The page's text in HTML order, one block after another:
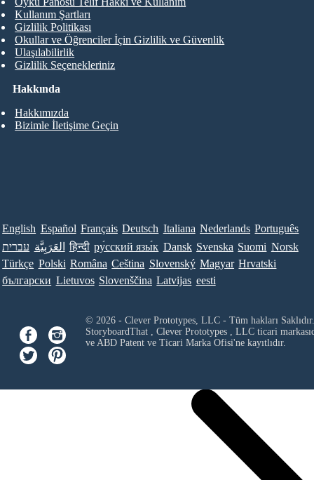
Hakkında
Hakkımızda
Bizimle İletişime Geçin
Kullanım Şartları
Gizlilik Politikası
Okullar ve Öğrenciler İçin Gizlilik ve Güvenlik
Ulaşılabilirlik
Gizlilik Seçenekleriniz
English Español Français Deutsch Italiana Nederlands Português
עברית العَرَبِيَّة हिन्दी ру́сский язы́к Dansk Svenska Suomi Norsk
Türkçe Polski Româna Ceština Slovenský Magyar Hrvatski
български Lietuvos Slovenščina Latvijas eesti
© 2026 - Clever Prototypes, LLC - Tüm hakları Saklıdır.
StoryboardThat , Clever Prototypes , LLCticari
ve ABD Patent ve Ticari Marka Ofisi'ne kayıtlıdır.